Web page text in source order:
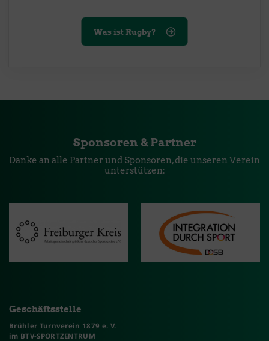
Was ist Rugby?
Sponsoren & Partner
Danke an alle Partner und Sponsoren, die unseren Verein
unterstützen:
Geschäftsstelle
Brühler Turnverein 1879 e. V.
im BTV-SPORTZENTRUM